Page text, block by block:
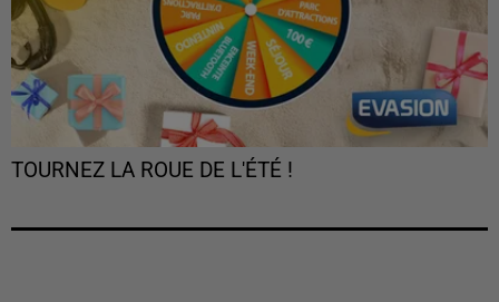
TOURNEZ LA ROUE DE L'ÉTÉ !